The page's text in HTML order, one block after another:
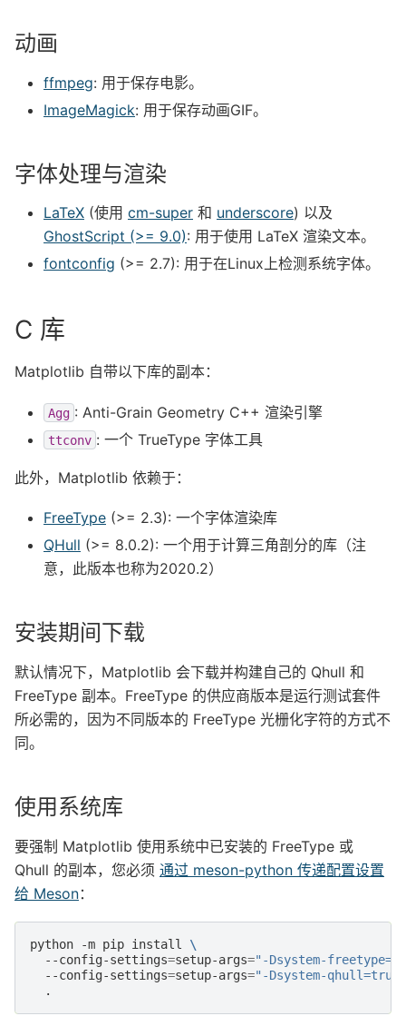
动画
ffmpeg: 用于保存电影。
ImageMagick: 用于保存动画GIF。
字体处理与渲染
LaTeX (使用 cm-super 和 underscore) 以及
GhostScript (>= 9.0): 用于使用 LaTeX 渲染文本。
fontconfig (>= 2.7): 用于在Linux上检测系统字体。
C 库
Matplotlib 自带以下库的副本：
Agg : Anti-Grain Geometry C++ 渲染引擎
ttconv : 一个 TrueType 字体工具
此外，Matplotlib 依赖于：
FreeType (>= 2.3): 一个字体渲染库
QHull (>= 8.0.2): 一个用于计算三角剖分的库（注
意，此版本也称为2020.2）
安装期间下载
默认情况下，Matplotlib 会下载并构建自己的 Qhull 和
FreeType 副本。FreeType 的供应商版本是运行测试套件
所必需的，因为不同版本的 FreeType 光栅化字符的方式不
同。
使用系统库
要强制 Matplotlib 使用系统中已安装的 FreeType 或
Qhull 的副本，您必须 通过 meson-python 传递配置设置
给 Meson：
python -m pip install
\
--config-settings=setup-args="-Dsystem-
--config-settings=setup-args="-Dsystem-qhull=true"